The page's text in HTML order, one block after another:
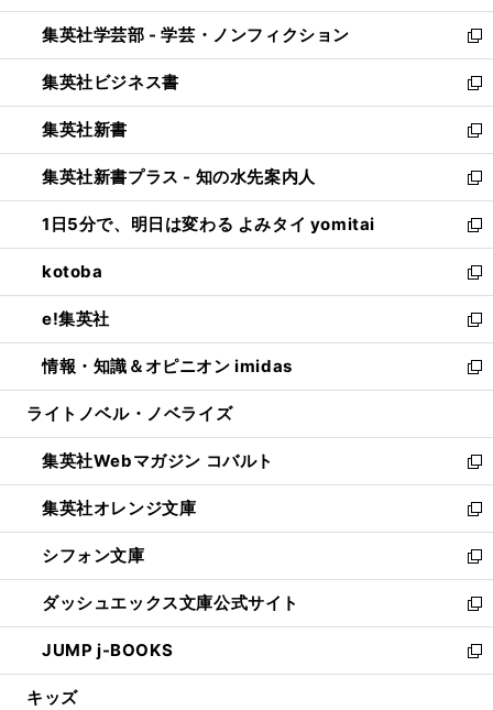
開
く
ウ
で
開
く
ン
ド
ウ
で
開
く
ウ
ィ
ン
ド
ウ
で
開
く
集英社学芸部 - 学芸・ノンフィクション
新
し
い
ウ
ィ
ン
ド
ウ
で
開
く
集英社ビジネス書
新
し
い
ウ
ィ
ン
ド
ウ
で
開
く
集英社新書
新
し
い
ウ
ィ
ン
ド
ウ
で
開
く
集英社新書プラス - 知の水先案内人
新
し
い
ウ
ィ
ン
ド
ウ
で
開
1日5分で、明日は変わる よみタイ yomitai
新
し
い
ウ
ィ
ン
ド
ウ
開
く
kotoba
新
し
い
ウ
ィ
ン
ウ
で
開
く
e!集英社
新
し
い
ウ
ン
ド
ウ
で
開
く
情報・知識＆オピニオン imidas
新
し
ウ
ィ
ン
ド
ウ
で
開
く
ライトノベル・ノベライズ
集英社Webマガジン コバルト
新
し
い
ウ
ィ
ン
ド
ウ
で
開
集英社オレンジ文庫
新
し
い
ウ
ィ
ン
ド
ウ
シフォン文庫
新
し
い
ウ
ィ
ン
ダッシュエックス文庫公式サイト
新
し
い
ウ
JUMP j-BOOKS
新
し
キッズ